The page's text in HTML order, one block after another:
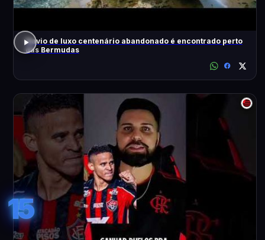
Navio de luxo centenário abandonado é encontrado perto
das Bermudas
15